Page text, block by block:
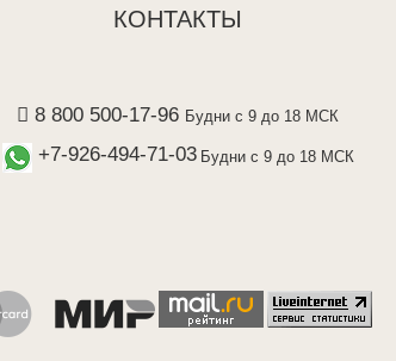
КОНТАКТЫ
8 800 500-17-96 Будни с 9 до 18 МСК
+7-926-494-71-03 Будни с 9 до 18 МСК